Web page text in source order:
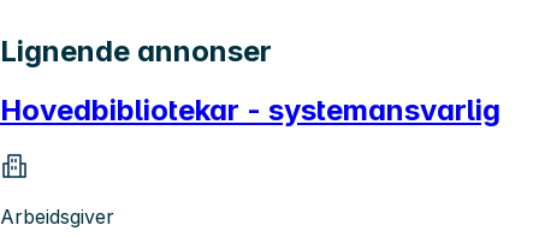
Lignende annonser
Hovedbibliotekar - systemansvarlig
Arbeidsgiver